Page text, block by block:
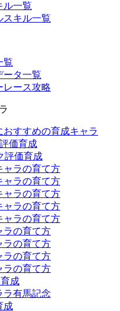
ル一覧
スキル一覧
覧
ータ一覧
レース攻略
おすすめの育成キャラ
価育成
評価育成
ャラの育て方
ャラの育て方
ャラの育て方
ャラの育て方
ャラの育て方
ラの育て方
ラの育て方
ラの育て方
ラの育て方
成
ラ有馬記念
成